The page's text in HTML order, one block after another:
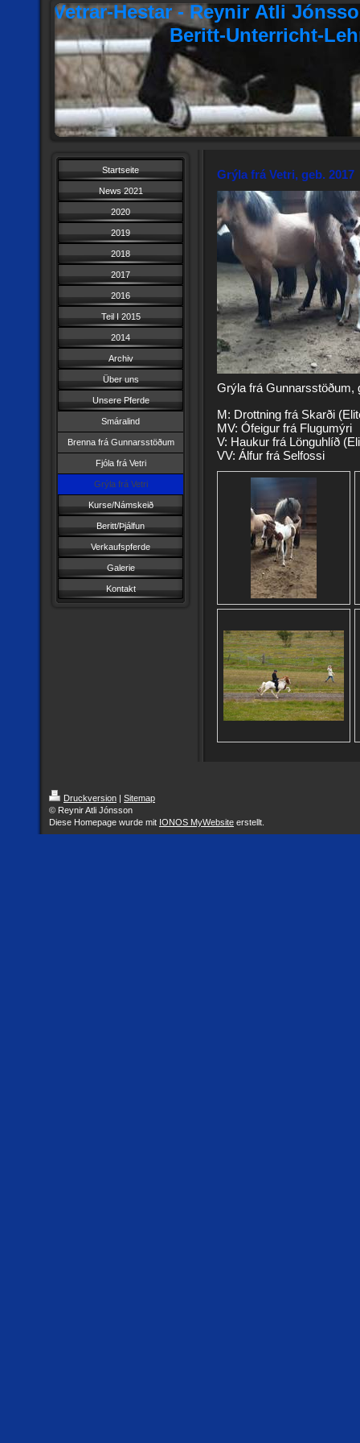
Vetrar-Hestar - Reynir Atli
Beritt-Unterricht-
Startseite
News 2021
2020
2019
2018
2017
2016
Teil I 2015
2014
Archiv
Über uns
Unsere Pferde
Smáralind
Brenna frá Gunnarsstöðum
Fjóla frá Vetri
Grýla frá Vetri
Kurse/Námskeið
Beritt/Þjálfun
Verkaufspferde
Galerie
Kontakt
Grýla frá Vetri, geb. 2017
Grýla frá Gunnarsstöðum,
M: Drottning frá Skarði
MV: Ófeigur frá Flugumýri
V: Haukur frá Lönguhlíð
VV: Álfur frá Selfossi
Druckversion | Sitemap
© Reynir Atli Jónsson
Diese Homepage wurde mit IONOS MyWebsite erstellt.